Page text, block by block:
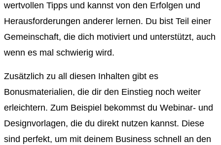
wertvollen Tipps und kannst von den Erfolgen und
Herausforderungen anderer lernen. Du bist Teil einer
Gemeinschaft, die dich motiviert und unterstützt, auch
wenn es mal schwierig wird.
Zusätzlich zu all diesen Inhalten gibt es
Bonusmaterialien, die dir den Einstieg noch weiter
erleichtern. Zum Beispiel bekommst du Webinar- und
Designvorlagen, die du direkt nutzen kannst. Diese
sind perfekt, um mit deinem Business schnell an den